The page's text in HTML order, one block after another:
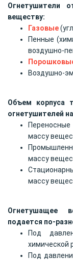
Огнетушители
веществу:
Газовые
Пенные
воздушно-
Воздушно-
Объем корпуса
огнетушителей
массу
массу
массу
Огнетушащее
подается по-
Под
химической
Под